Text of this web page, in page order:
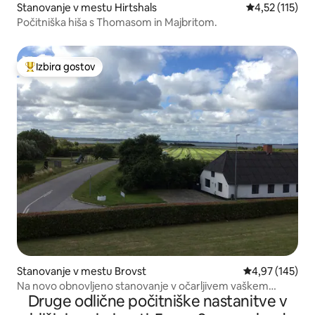
Stanovanje v mestu Hirtshals Povprečna
4,52 (115)
Počitniška hiša s Thomasom in Majbritom.
Najbolj priljubljena prenočišča z značko »Izbira gostov«
Izbira gostov
Stanovanje v mestu Brovst Povprečna
4,97 (145)
Na novo obnovljeno stanovanje v očarljivem vaškem
okolju.
Druge odlične počitniške nastanitve v